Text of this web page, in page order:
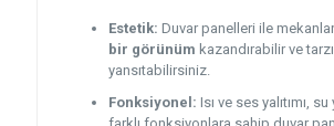
Estetik: Duvar panelleri ile
bir görünüm kazandırabilir ve
yansıtabilirsiniz.
Fonksiyonel: Isı ve ses yalıtımı, su